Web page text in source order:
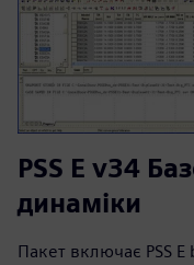
PSS E v34
динаміки
Пакет включає PSS